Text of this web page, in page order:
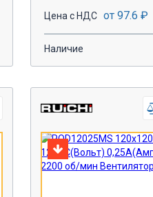
Цена с НДС от 97.6 ₽
Наличие